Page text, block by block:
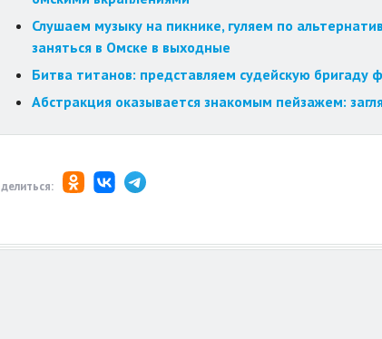
Слушаем музыку на пикнике, гуляем по
заняться в Омске в выходные
Битва титанов: представляем судейскую бригаду
Абстракция оказывается знакомым пейзажем: